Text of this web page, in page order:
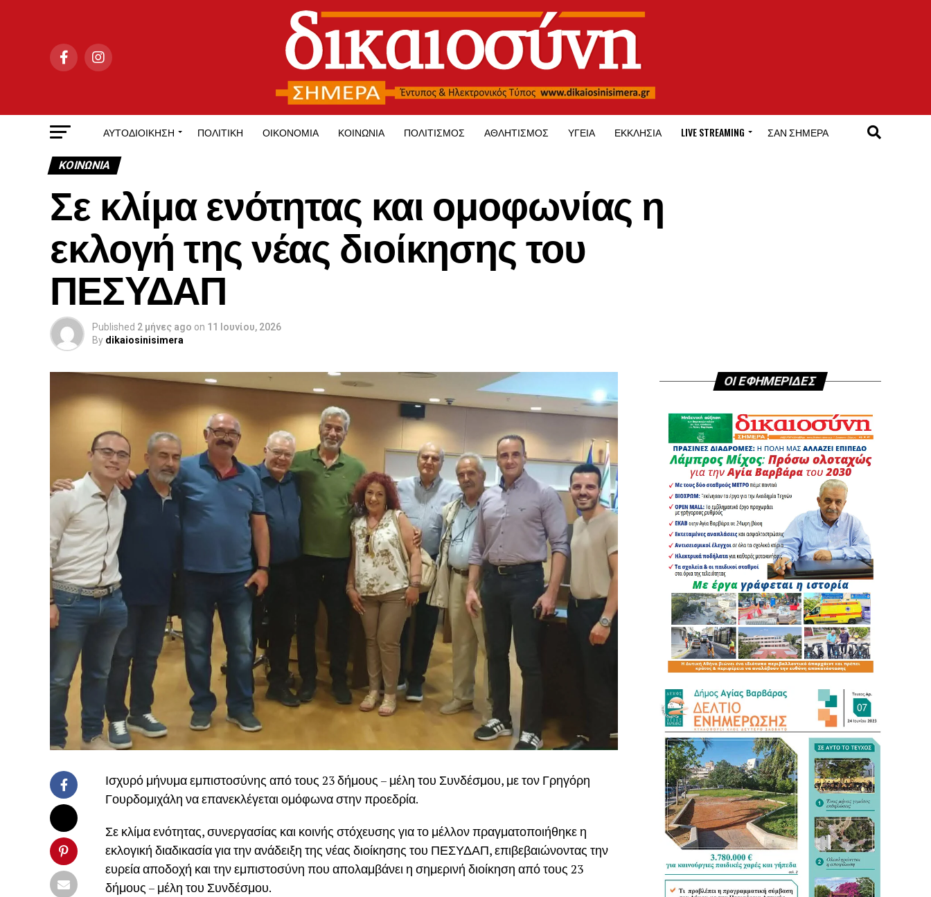
ΑΥΤΟΔΙΟΊΚΗΣΗ ΠΟΛΙΤΙΚΉ ΟΙΚΟΝΟΜΊΑ ΚΟΙΝΩΝΊΑ ΠΟΛΙΤΙΣΜΌΣ ΑΘΛΗΤΙΣΜΌΣ ΥΓΕΊΑ ΕΚΚΛΗΣΊΑ LIVE STREAMING ΣΑΝ ΣΉΜΕΡΑ
ΚΟΙΝΩΝΊΑ
Σε κλίμα ενότητας και ομοφωνίας η
εκλογή της νέας διοίκησης του
ΠΕΣΥΔΑΠ
Published 2 μήνες ago on 11 Ιουνίου, 2026
By dikaiosinisimera
Ισχυρό μήνυμα εμπιστοσύνης από τους 23 δήμους – μέλη του Συνδέσμου, με τον Γρηγόρη
Γουρδομιχάλη να επανεκλέγεται ομόφωνα στην προεδρία.
Σε κλίμα ενότητας, συνεργασίας και κοινής στόχευσης για το μέλλον πραγματοποιήθηκε η
εκλογική διαδικασία για την ανάδειξη της νέας διοίκησης του ΠΕΣΥΔΑΠ, επιβεβαιώνοντας την
ευρεία αποδοχή και την εμπιστοσύνη που απολαμβάνει η σημερινή διοίκηση από τους 23
δήμους – μέλη του Συνδέσμου.
ΟΙ ΕΦΗΜΕΡΙΔΕΣ